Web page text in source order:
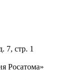
7, стр. 1
Росатома»